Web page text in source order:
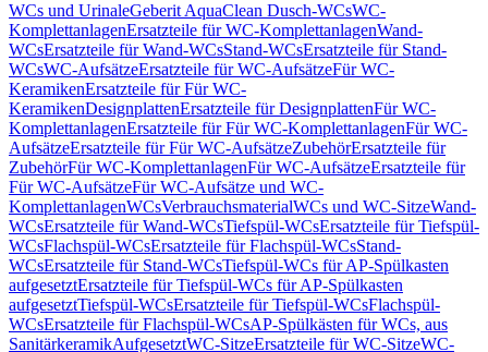
WCs und UrinaleGeberit AquaClean Dusch-WCsWC-
KomplettanlagenErsatzteile für WC-KomplettanlagenWand-
WCsErsatzteile für Wand-WCsStand-WCsErsatzteile für Stand-
WCsWC-AufsätzeErsatzteile für WC-AufsätzeFür WC-
KeramikenErsatzteile für Für WC-
KeramikenDesignplattenErsatzteile für DesignplattenFür WC-
KomplettanlagenErsatzteile für Für WC-KomplettanlagenFür WC-
AufsätzeErsatzteile für Für WC-AufsätzeZubehörErsatzteile für
ZubehörFür WC-KomplettanlagenFür WC-AufsätzeErsatzteile für
Für WC-AufsätzeFür WC-Aufsätze und WC-
KomplettanlagenWCsVerbrauchsmaterialWCs und WC-SitzeWand-
WCsErsatzteile für Wand-WCsTiefspül-WCsErsatzteile für Tiefspül-
WCsFlachspül-WCsErsatzteile für Flachspül-WCsStand-
WCsErsatzteile für Stand-WCsTiefspül-WCs für AP-Spülkasten
aufgesetztErsatzteile für Tiefspül-WCs für AP-Spülkasten
aufgesetztTiefspül-WCsErsatzteile für Tiefspül-WCsFlachspül-
WCsErsatzteile für Flachspül-WCsAP-Spülkästen für WCs, aus
SanitärkeramikAufgesetztWC-SitzeErsatzteile für WC-SitzeWC-